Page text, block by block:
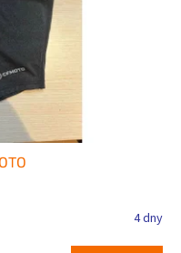
4 dny